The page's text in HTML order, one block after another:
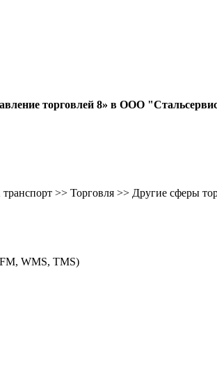
торговлей 8» в ООО
транспорт >> Торговля >> Другие сферы
WMS, TMS)